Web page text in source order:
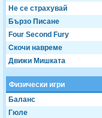
Не се страхувай
Бързо Писане
Four Second Fury
Скочи навреме
Движи Мишката
Физически игри
Баланс
Гюле